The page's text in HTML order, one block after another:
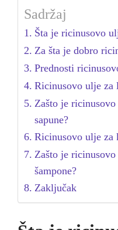
Sadržaj
Šta je ricinusovo
Za šta je dobro
Prednosti
Ricinusovo ulje za
Zašto je
sapune?
Ricinusovo ulje za
Zašto je
šampone?
Zaključak